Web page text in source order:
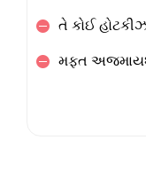
તે કોઈ
મફત અજમાયશ